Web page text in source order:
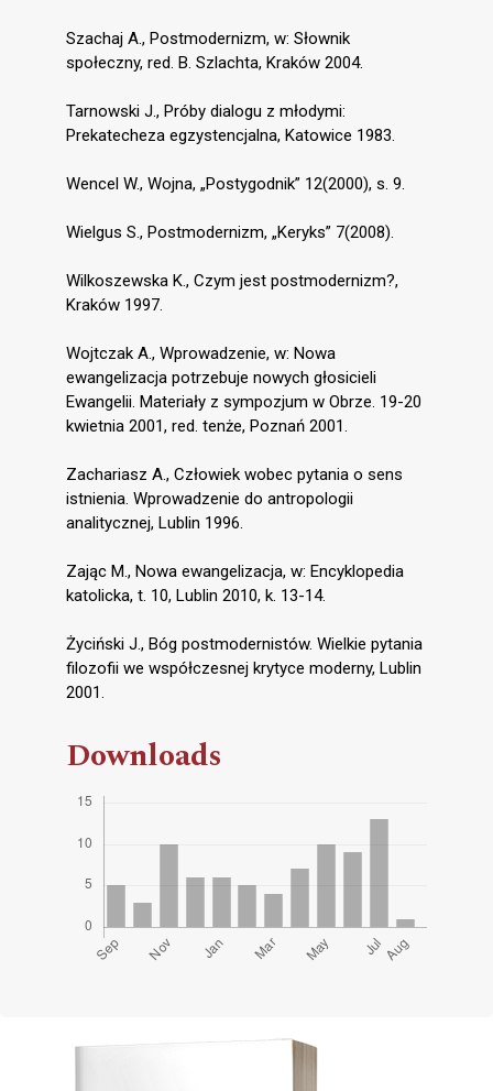
Szachaj A., Postmodernizm, w: Słownik
społeczny, red. B. Szlachta, Kraków 2004.
Tarnowski J., Próby dialogu z młodymi:
Prekatecheza egzystencjalna, Katowice 1983.
Wencel W., Wojna, „Postygodnik” 12(2000), s. 9.
Wielgus S., Postmodernizm, „Keryks” 7(2008).
Wilkoszewska K., Czym jest postmodernizm?,
Kraków 1997.
Wojtczak A., Wprowadzenie, w: Nowa
ewangelizacja potrzebuje nowych głosicieli
Ewangelii. Materiały z sympozjum w Obrze. 19-20
kwietnia 2001, red. tenże, Poznań 2001.
Zachariasz A., Człowiek wobec pytania o sens
istnienia. Wprowadzenie do antropologii
analitycznej, Lublin 1996.
Zając M., Nowa ewangelizacja, w: Encyklopedia
katolicka, t. 10, Lublin 2010, k. 13-14.
Życiński J., Bóg postmodernistów. Wielkie pytania
filozofii we współczesnej krytyce moderny, Lublin
2001.
Downloads
Cover image